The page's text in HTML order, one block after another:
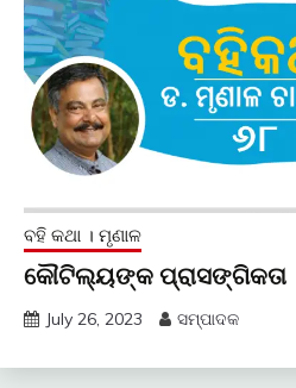
ବହି କଥା । ମୃଣାଳ
କୌଟିଲ୍ୟଙ୍କ ପ୍ରାସଙ୍ଗିକତା
July 26, 2023 ସମ୍ପାଦକ